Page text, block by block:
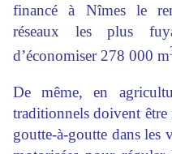
financé à Nîmes le
réseaux les plus
d’économiser 278 000 m
De même, en
traditionnels doivent être
goutte-à-goutte dans les